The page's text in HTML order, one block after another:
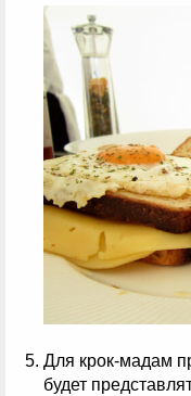
Для крок-мадам
будет